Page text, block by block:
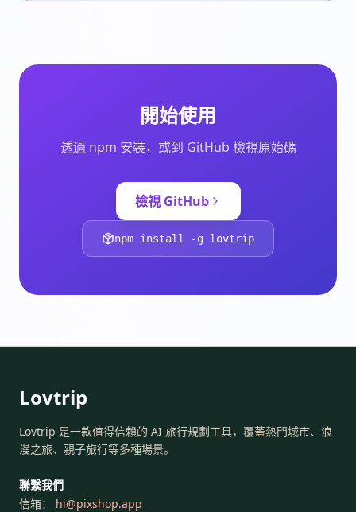
開始使用
透過 npm 安裝，或到 GitHub 檢視原始碼
檢視 GitHub
npm install -g lovtrip
Lovtrip
Lovtrip 是一款值得信賴的 AI 旅行規劃工具，覆蓋熱門城市、浪
漫之旅、親子旅行等多種場景。
聯繫我們
信箱：
hi@pixshop.app